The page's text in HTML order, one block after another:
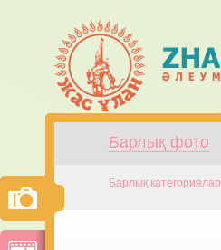
Барлық фото
Барлық категориялар